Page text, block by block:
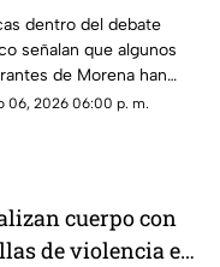
por presuntos
alejados de la
dentro del debate
señalan que algunos
de Morena han
por realizar
06, 2026 06:00 p. m.
cuerpo con
de violencia en